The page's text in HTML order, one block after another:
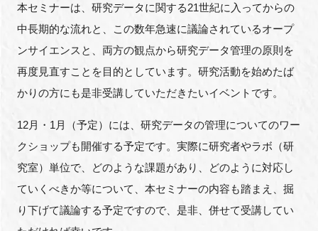
本セミナーは、研究データに関する21世紀に入ってからの
中長期的な流れと、この数年急速に議論されているオープ
ンサイエンスと、両方の観点から研究データ管理の原則を
再度見直すことを目的としています。研究活動を始めたば
かりの方にも是非受講していただきたいイベントです。
12月・1月（予定）には、研究データの管理についてのワー
クショップも開催する予定です。実際に研究者やラボ（研
究室）単位で、どのような課題があり、どのように対応し
ていくべきか等について、本セミナーの内容も踏まえ、掘
り下げて議論する予定ですので、是非、併せて受講してい